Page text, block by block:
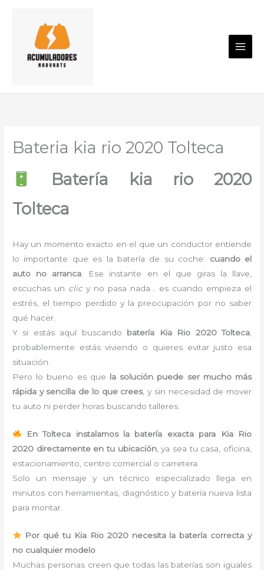
contenido
Bateria kia rio 2020 Tolteca
Batería kia rio 2020
Tolteca
Hay un momento exacto en el que un conductor entiende
lo importante que es la batería de su coche: cuando el
auto no arranca . Ese instante en el que giras la llave,
escuchas un clicy no pasa nada… es cuando empieza el
estrés, el tiempo perdido y la preocupación por no saber
qué hacer.
Y si estás aquí buscando batería Kia Rio 2020 Tolteca,
probablemente estás viviendo o quieres evitar justo esa
situación.
Pero lo bueno es que la solución puede ser mucho más
rápida y sencilla de lo que crees, y sin necesidad de mover
tu auto ni perder horas buscando talleres.
En Tolteca instalamos la batería exacta para Kia Rio
2020 directamente en tu ubicación, ya sea tu casa, oficina,
estacionamiento, centro comercial o carretera.
Solo un mensaje y un técnico especializado llega en
minutos con herramientas, diagnóstico y batería nueva lista
para montar.
Por qué tu Kia Rio 2020 necesita la batería correcta y
no cualquier modelo
Muchas personas creen que todas las baterías son iguales